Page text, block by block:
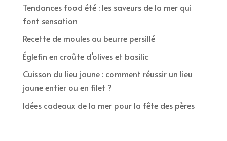
Tendances food été : les saveurs de la mer qui
font sensation
Recette de moules au beurre persillé
Églefin en croûte d’olives et basilic
Cuisson du lieu jaune : comment réussir un lieu
jaune entier ou en filet ?
Idées cadeaux de la mer pour la fête des pères